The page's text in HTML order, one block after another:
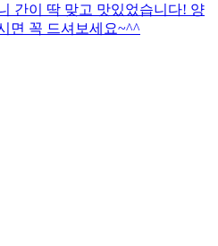
간이 딱 맞고 맛있었습니다! 양
면 꼭 드셔보세요~^^